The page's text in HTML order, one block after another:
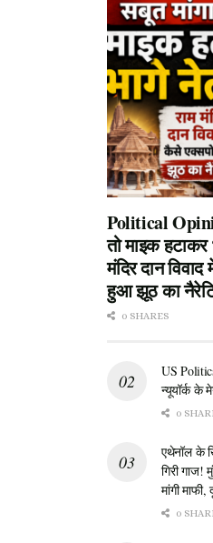
A2: इसके पीछे तीन मुख्य कारण
डॉलर प्रति बैरल से नीचे रहना, महंगाई
वर्ष 2026-29 के दौरान कंपनियों की
कंपाउंडिंग ग्रोथ (CAGR)।
Q3: सोमवार, 6 जुलाई को भारतीय
A3: सोमवार को बाजार में शानदार
जोरदार बढ़त के साथ 78,285 पर
की तेजी लेकर 24,430 के स्तर पर
Political
तो माइक हटाकर
मंदिर दान
हुआ झूठ का
0 SHARES
US
न्यूयॉर्क के
0
एथेनॉल के
गिरी
मांगी
0